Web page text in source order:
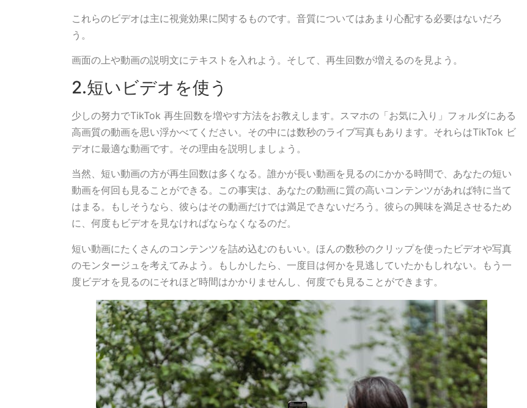
これらのビデオは主に視覚効果に関するものです。音質についてはあまり心配する必要はないだろ
う。
画面の上や動画の説明文にテキストを入れよう。そして、再生回数が増えるのを見よう。
2.短いビデオを使う
少しの努力でTikTok 再生回数を増やす方法をお教えします。スマホの「お気に入り」フォルダにある
高画質の動画を思い浮かべてください。その中には数秒のライブ写真もあります。それらはTikTok ビ
デオに最適な動画です。その理由を説明しましょう。
当然、短い動画の方が再生回数は多くなる。誰かが長い動画を見るのにかかる時間で、あなたの短い
動画を何回も見ることができる。この事実は、あなたの動画に質の高いコンテンツがあれば特に当て
はまる。もしそうなら、彼らはその動画だけでは満足できないだろう。彼らの興味を満足させるため
に、何度もビデオを見なければならなくなるのだ。
短い動画にたくさんのコンテンツを詰め込むのもいい。ほんの数秒のクリップを使ったビデオや写真
のモンタージュを考えてみよう。もしかしたら、一度目は何かを見逃していたかもしれない。もう一
度ビデオを見るのにそれほど時間はかかりませんし、何度でも見ることができます。